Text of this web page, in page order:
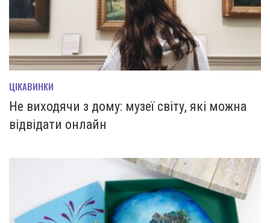
ЦІКАВИНКИ
Не виходячи з дому: музеї світу, які можна
відвідати онлайн